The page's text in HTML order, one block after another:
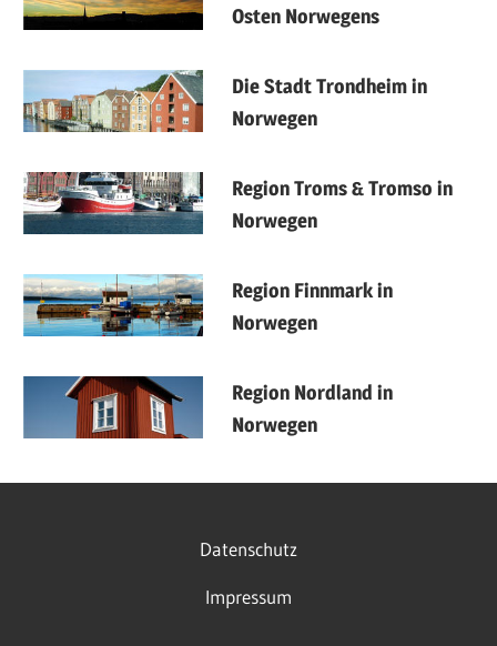
Osten Norwegens
Die Stadt Trondheim in
Norwegen
Region Troms & Tromso in
Norwegen
Region Finnmark in
Norwegen
Region Nordland in
Norwegen
Datenschutz
Impressum